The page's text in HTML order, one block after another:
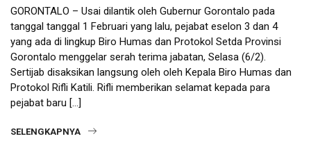
GORONTALO – Usai dilantik oleh Gubernur Gorontalo pada
tanggal tanggal 1 Februari yang lalu, pejabat eselon 3 dan 4
yang ada di lingkup Biro Humas dan Protokol Setda Provinsi
Gorontalo menggelar serah terima jabatan, Selasa (6/2).
Sertijab disaksikan langsung oleh oleh Kepala Biro Humas dan
Protokol Rifli Katili. Rifli memberikan selamat kepada para
pejabat baru […]
SELENGKAPNYA